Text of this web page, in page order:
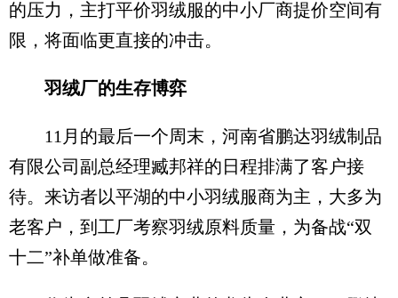
的压力，主打平价羽绒服的中小厂商提价空间有
限，将面临更直接的冲击。
羽绒厂的生存博弈
11月的最后一个周末，河南省鹏达羽绒制品
有限公司副总经理臧邦祥的日程排满了客户接
待。来访者以平湖的中小羽绒服商为主，大多为
老客户，到工厂考察羽绒原料质量，为备战“双
十二”补单做准备。